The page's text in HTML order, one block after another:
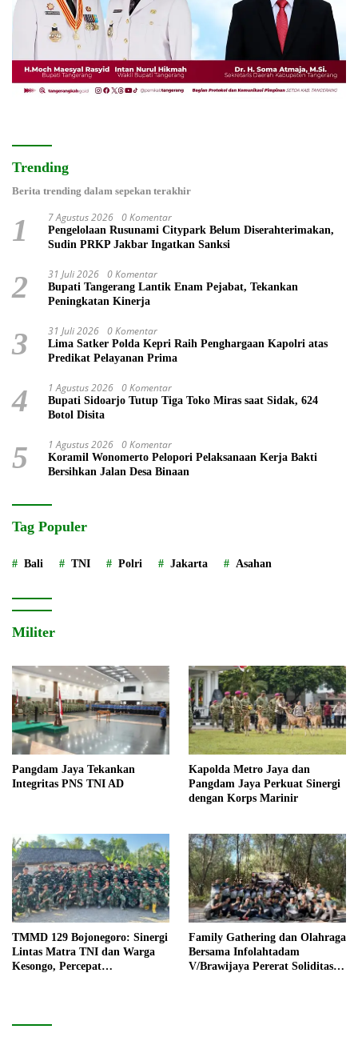
Trending
Berita trending dalam sepekan terakhir
1 7 Agustus 2026 0 Komentar
Pengelolaan Rusunami Citypark Belum Diserahterimakan,
Sudin PRKP Jakbar Ingatkan Sanksi
2 31 Juli 2026 0 Komentar
Bupati Tangerang Lantik Enam Pejabat, Tekankan
Peningkatan Kinerja
3 31 Juli 2026 0 Komentar
Lima Satker Polda Kepri Raih Penghargaan Kapolri atas
Predikat Pelayanan Prima
4 1 Agustus 2026 0 Komentar
Bupati Sidoarjo Tutup Tiga Toko Miras saat Sidak, 624
Botol Disita
5 1 Agustus 2026 0 Komentar
Koramil Wonomerto Pelopori Pelaksanaan Kerja Bakti
Bersihkan Jalan Desa Binaan
Tag Populer
Bali TNI Polri Jakarta Asahan
Militer
Pangdam Jaya Tekankan
Integritas PNS TNI AD
Kapolda Metro Jaya dan
Pangdam Jaya Perkuat Sinergi
dengan Korps Marinir
TMMD 129 Bojonegoro: Sinergi
Lintas Matra TNI dan Warga
Kesongo, Percepat
Family Gathering dan Olahraga
Bersama Infolahtadam
V/Brawijaya Pererat Soliditas